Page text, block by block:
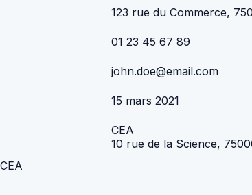
123 rue du Commerce,
01 23 45 67 89
john.doe@email.com
15 mars 2021
CEA
10 rue de la Science,